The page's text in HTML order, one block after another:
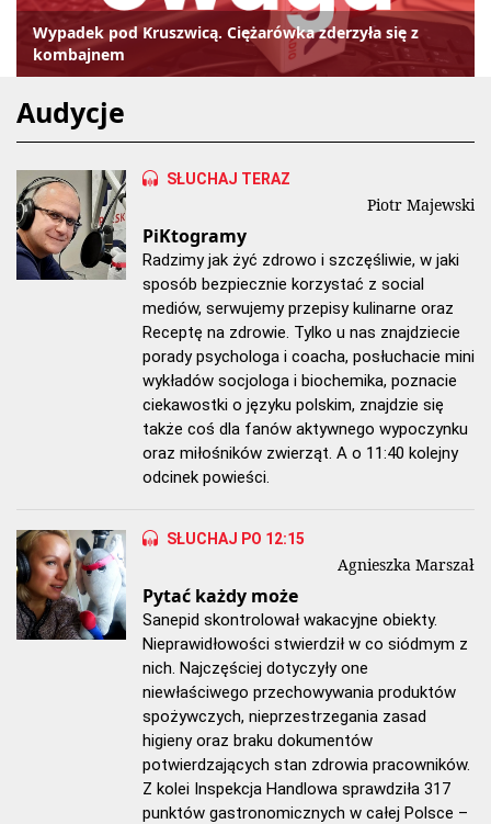
Wypadek pod Kruszwicą. Ciężarówka zderzyła się z
kombajnem
Audycje
SŁUCHAJ TERAZ
Piotr Majewski
PiKtogramy
Radzimy jak żyć zdrowo i szczęśliwie, w jaki
sposób bezpiecznie korzystać z social
mediów, serwujemy przepisy kulinarne oraz
Receptę na zdrowie. Tylko u nas znajdziecie
porady psychologa i coacha, posłuchacie mini
wykładów socjologa i biochemika, poznacie
ciekawostki o języku polskim, znajdzie się
także coś dla fanów aktywnego wypoczynku
oraz miłośników zwierząt. A o 11:40 kolejny
odcinek powieści.
SŁUCHAJ PO 12:15
Agnieszka Marszał
Pytać każdy może
Sanepid skontrolował wakacyjne obiekty.
Nieprawidłowości stwierdził w co siódmym z
nich. Najczęściej dotyczyły one
niewłaściwego przechowywania produktów
spożywczych, nieprzestrzegania zasad
higieny oraz braku dokumentów
potwierdzających stan zdrowia pracowników.
Z kolei Inspekcja Handlowa sprawdziła 317
punktów gastronomicznych w całej Polsce –